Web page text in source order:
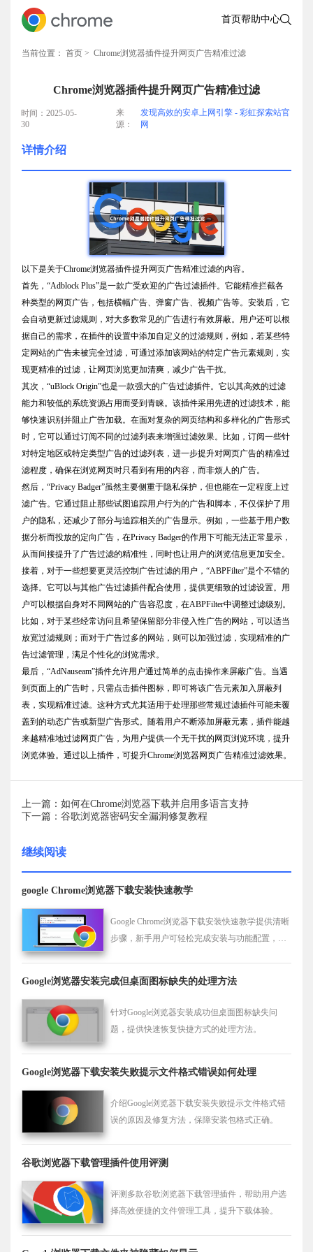
首页帮助中心
当前位置： 首页 > Chrome浏览器插件提升网页广告精准过滤
Chrome浏览器插件提升网页广告精准过滤
时间：2025-05-
30
来
源：
发现高效的安卓上网引擎 - 彩虹探索站官
网
详情介绍
以下是关于Chrome浏览器插件提升网页广告精准过滤的内容。
首先，“Adblock Plus”是一款广受欢迎的广告过滤插件。它能精准拦截各
种类型的网页广告，包括横幅广告、弹窗广告、视频广告等。安装后，它
会自动更新过滤规则，对大多数常见的广告进行有效屏蔽。用户还可以根
据自己的需求，在插件的设置中添加自定义的过滤规则，例如，若某些特
定网站的广告未被完全过滤，可通过添加该网站的特定广告元素规则，实
现更精准的过滤，让网页浏览更加清爽，减少广告干扰。
其次，“uBlock Origin”也是一款强大的广告过滤插件。它以其高效的过滤
能力和较低的系统资源占用而受到青睐。该插件采用先进的过滤技术，能
够快速识别并阻止广告加载。在面对复杂的网页结构和多样化的广告形式
时，它可以通过订阅不同的过滤列表来增强过滤效果。比如，订阅一些针
对特定地区或特定类型广告的过滤列表，进一步提升对网页广告的精准过
滤程度，确保在浏览网页时只看到有用的内容，而非烦人的广告。
然后，“Privacy Badger”虽然主要侧重于隐私保护，但也能在一定程度上过
滤广告。它通过阻止那些试图追踪用户行为的广告和脚本，不仅保护了用
户的隐私，还减少了部分与追踪相关的广告显示。例如，一些基于用户数
据分析而投放的定向广告，在Privacy Badger的作用下可能无法正常显示，
从而间接提升了广告过滤的精准性，同时也让用户的浏览信息更加安全。
接着，对于一些想要更灵活控制广告过滤的用户，“ABPFilter”是个不错的
选择。它可以与其他广告过滤插件配合使用，提供更细致的过滤设置。用
户可以根据自身对不同网站的广告容忍度，在ABPFilter中调整过滤级别。
比如，对于某些经常访问且希望保留部分非侵入性广告的网站，可以适当
放宽过滤规则；而对于广告过多的网站，则可以加强过滤，实现精准的广
告过滤管理，满足个性化的浏览需求。
最后，“AdNauseam”插件允许用户通过简单的点击操作来屏蔽广告。当遇
到页面上的广告时，只需点击插件图标，即可将该广告元素加入屏蔽列
表，实现精准过滤。这种方式尤其适用于处理那些常规过滤插件可能未覆
盖到的动态广告或新型广告形式。随着用户不断添加屏蔽元素，插件能越
来越精准地过滤网页广告，为用户提供一个无干扰的网页浏览环境，提升
浏览体验。通过以上插件，可提升Chrome浏览器网页广告精准过滤效果。
上一篇：如何在Chrome浏览器下载并启用多语言支持
下一篇：谷歌浏览器密码安全漏洞修复教程
继续阅读
google Chrome浏览器下载安装快速教学
Google Chrome浏览器下载安装快速教学提供清晰
步骤，新手用户可轻松完成安装与功能配置，提
Google浏览器安装完成但桌面图标缺失的处理方法
针对Google浏览器安装成功但桌面图标缺失问
题，提供快速恢复快捷方式的处理方法。
Google浏览器下载安装失败提示文件格式错误如何处理
介绍Google浏览器下载安装失败提示文件格式错
误的原因及修复方法，保障安装包格式正确。
谷歌浏览器下载管理插件使用评测
评测多款谷歌浏览器下载管理插件，帮助用户选
择高效便捷的文件管理工具，提升下载体验。